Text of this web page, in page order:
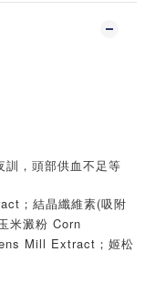
，頭部供血不足等
；結晶纖維素(吸附
米澱粉 Corn
Mill Extract；姬松